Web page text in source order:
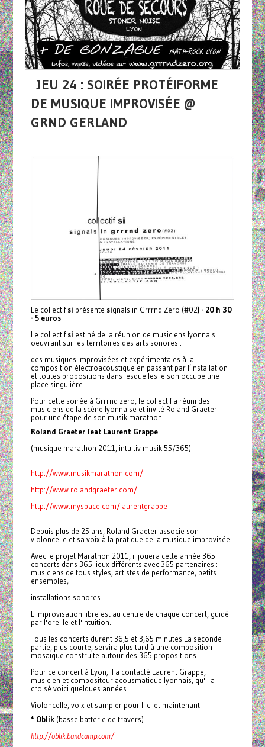
JEU 24 : SOIRÉE PROTÉIFORME
DE MUSIQUE IMPROVISÉE @
GRND GERLAND
Le collectifsi présente signals in Grrrnd Zero (#02) - 20 h 30
- 5 euros
Le collectifsi est né de la réunion de musiciens lyonnais
oeuvrant sur les territoires des arts sonores :
des musiques improvisées et expérimentales à la
composition électroacoustique en passant par l’installation
et toutes propositions dans lesquelles le son occupe une
place singulière.
Pour cette soirée à Grrrnd zero, le collectif a réuni des
musiciens de la scène lyonnaise et invité Roland Graeter
pour une étape de son musik marathon.
Roland Graeter feat Laurent Grappe
(musique marathon 2011, intuitiv musik 55/365)
http://www.musikmarathon.com/
http://www.rolandgraeter.com/
http://www.myspace.com/laurentgrappe
Depuis plus de 25 ans, Roland Graeter associe son
violoncelle et sa voix à la pratique de la musique improvisée.
Avec le projet Marathon 2011, il jouera cette année 365
concerts dans 365 lieux différents avec 365 partenaires :
musiciens de tous styles, artistes de performance, petits
ensembles,
installations sonores...
L'improvisation libre est au centre de chaque concert, guidé
par l'oreille et l'intuition.
Tous les concerts durent 36,5 et 3,65 minutes.La seconde
partie, plus courte, servira plus tard à une composition
mosaïque construite autour des 365 propositions.
Pour ce concert à Lyon, il a contacté Laurent Grappe,
musicien et compositeur acousmatique lyonnais, qu'il a
croisé voici quelques années.
Violoncelle, voix et sampler pour l'ici et maintenant.
* Oblik (basse batterie de travers)
http://oblik.bandcamp.com/